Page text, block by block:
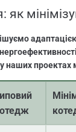
як
наших проектах